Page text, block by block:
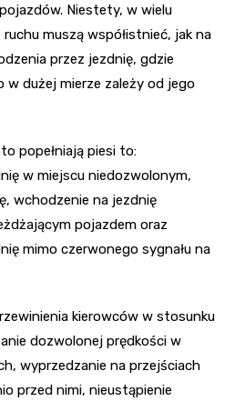
Niestety, w wielu
muszą współistnieć, jak na
przez jezdnię, gdzie
dużej mierze zależy od jego
popełniają piesi to:
w miejscu niedozwolonym,
wchodzenie na jezdnię
pojazdem oraz
mimo czerwonego sygnału na
kierowców w stosunku
dozwolonej prędkości w
wyprzedzanie na przejściach
przed nimi, nieustąpienie